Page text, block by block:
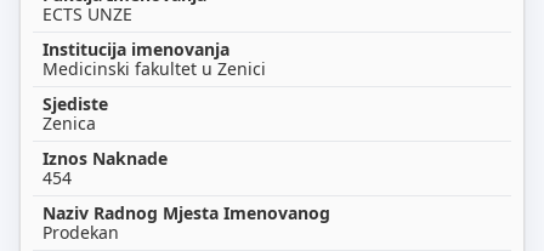
ECTS UNZE
Medicinski fakultet u Zenici
Zenica
454
Prodekan